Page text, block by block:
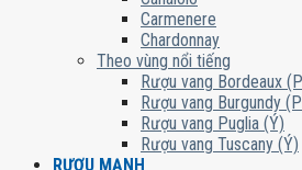
Carmenere
Chardonnay
Theo vùng nổi tiếng
Rượu vang Bordeaux
Rượu vang Burgundy
Rượu vang Puglia (Ý)
Rượu vang Tuscany (Ý)
RƯỢU MẠNH